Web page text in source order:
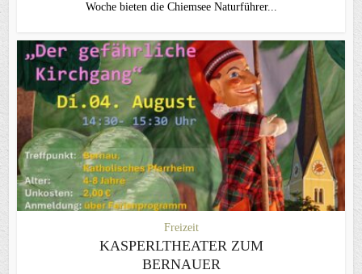
Woche bieten die Chiemsee Naturführer...
Freizeit
KASPERLTHEATER ZUM
BERNAUER